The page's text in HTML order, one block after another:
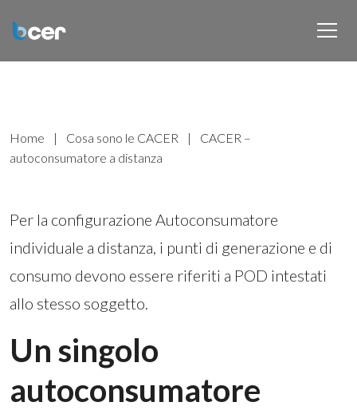
Home | Cosa sono le CACER |
CACER –
autoconsumatore a distanza
Per la configurazione Autoconsumatore
individuale a distanza, i punti di generazione e di
consumo devono essere riferiti a POD intestati
allo stesso soggetto.
Un singolo
autoconsumatore